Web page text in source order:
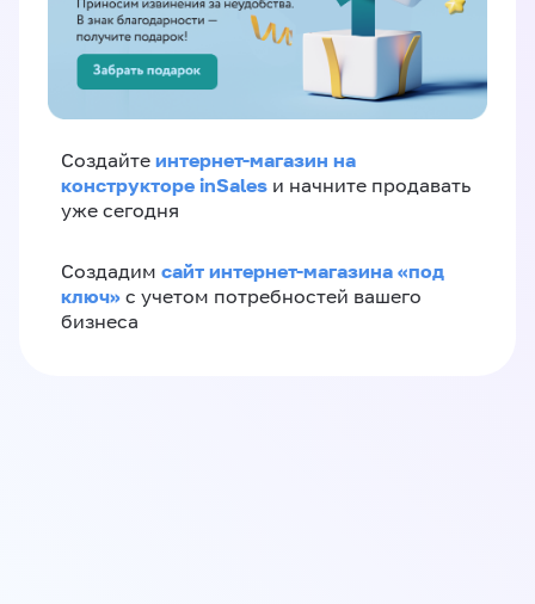
Создайте интернет-магазин на
конструкторе inSales и начните продавать
уже сегодня
Создадим сайт интернет-магазина «под
ключ» с учетом потребностей вашего
бизнеса